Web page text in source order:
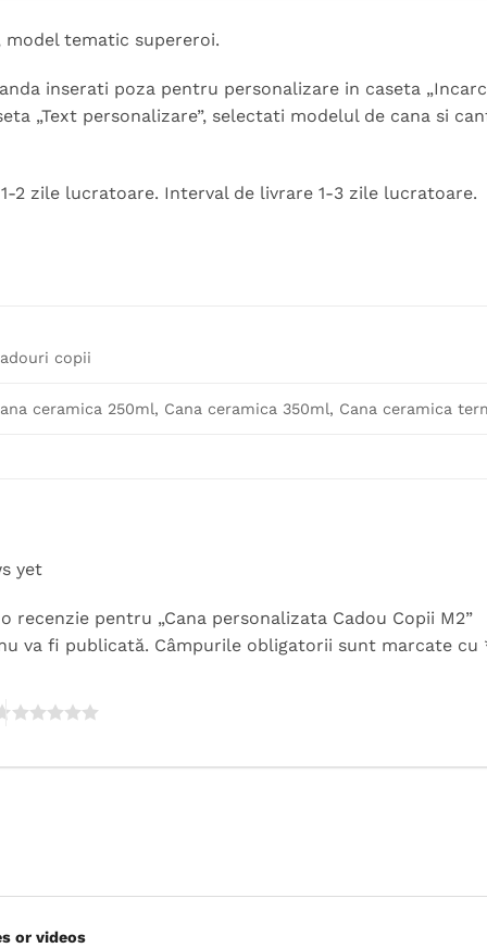
model tematic supereroi.
inserati poza pentru personalizare in caseta
„Text personalizare”, selectati modelul de cana si
2 zile lucratoare. Interval de livrare 1-3 zile lucratoare.
copii
ceramica 250ml, Cana ceramica 350ml, Cana ceramica
yet
recenzie pentru „Cana personalizata Cadou Copii M2”
va fi publicată. Câmpurile obligatorii sunt marcate cu
or videos